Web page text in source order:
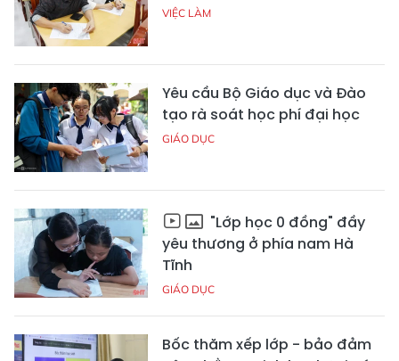
VIỆC LÀM
Yêu cầu Bộ Giáo dục và Đào
tạo rà soát học phí đại học
GIÁO DỤC
"Lớp học 0 đồng" đầy
yêu thương ở phía nam Hà
Tĩnh
GIÁO DỤC
Bốc thăm xếp lớp - bảo đảm